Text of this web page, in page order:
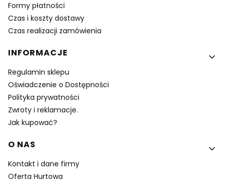
Formy płatności
Czas i koszty dostawy
Czas realizacji zamówienia
INFORMACJE
Regulamin sklepu
Oświadczenie o Dostępności
Polityka prywatności
Zwroty i reklamacje.
Jak kupować?
O NAS
Kontakt i dane firmy
Oferta Hurtowa